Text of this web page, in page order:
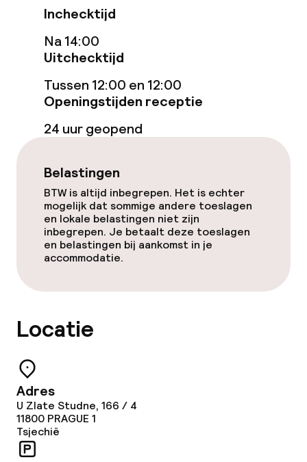
Terras
TV lounge
Eet- en drinkgelegenheden
Restaurant
Eet- en drinkdiensten
Ontbijtbuffet
Ontbijt à la carte
Lunch à la carte
Roomservice
Dieetopties
Inchecktijd
Na 14:00
Uitchecktijd
Tussen 12:00 en 12:00
Openingstijden receptie
24 uur geopend
Belastingen
BTW is altijd inbegrepen. Het is echter
mogelijk dat sommige andere toeslagen
en lokale belastingen niet zijn
inbegrepen. Je betaalt deze toeslagen
en belastingen bij aankomst in je
accommodatie.
Locatie
Adres
U Zlate Studne, 166 / 4
11800 PRAGUE 1
Tsjechië